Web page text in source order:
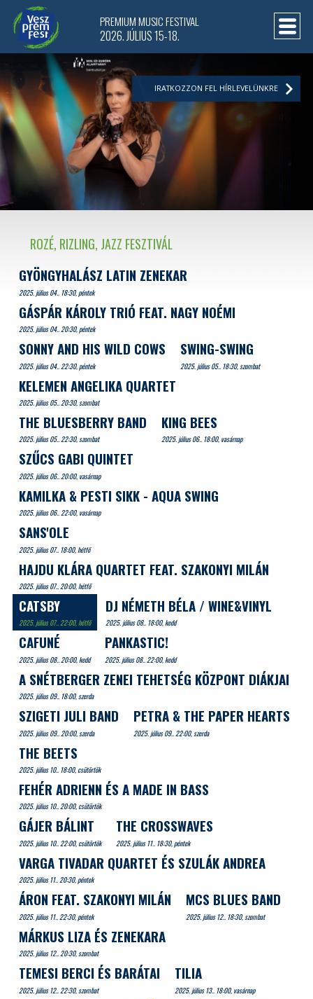
ROZÉ, RIZLING, JAZZ FESZTIVÁL
GYÖNGYHALÁSZ LATIN ZENEKAR
2025. július 04.. 18:30, péntek
GÁSPÁR KÁROLY TRIÓ FEAT. NAGY NOÉMI
2025. július 04.. 20:30, péntek
SONNY AND HIS WILD COWS
2025. július 04.. 22:30, péntek
SWING-SWING
2025. július 05.. 18:30, szombat
KELEMEN ANGELIKA QUARTET
2025. július 05.. 20:30, szombat
THE BLUESBERRY BAND
2025. július 05.. 22:30, szombat
KING BEES
2025. július 06.. 18:00, vasárnap
SZŰCS GABI QUINTET
2025. július 06.. 20:00, vasárnap
KAMILKA & PESTI SIKK - AQUA SWING
2025. július 06.. 22:00, vasárnap
SANS'OLE
2025. július 07.. 18:00, hétfő
HAJDU KLÁRA QUARTET FEAT. SZAKONYI MILÁN
2025. július 07.. 20:00, hétfő
CATSBY
2025. július 07.. 22:00, hétfő
DJ NÉMETH BÉLA / WINE&VINYL
2025. július 08.. 18:00, kedd
CAFUNÉ
2025. július 08.. 20:00, kedd
PANKASTIC!
2025. július 08.. 22:00, kedd
A SNÉTBERGER ZENEI TEHETSÉG KÖZPONT DIÁKJAI
2025. július 09.. 18:00, szerda
SZIGETI JULI BAND
2025. július 09.. 20:00, szerda
PETRA & THE PAPER HEARTS
2025. július 09.. 22:00, szerda
THE BEETS
2025. július 10.. 18:00, csütörtök
FEHÉR ADRIENN ÉS A MADE IN BASS
2025. július 10.. 20:00, csütörtök
GÁJER BÁLINT
2025. július 10.. 22:00, csütörtök
THE CROSSWAVES
2025. július 11.. 18:30, péntek
VARGA TIVADAR QUARTET ÉS SZULÁK ANDREA
2025. július 11.. 20:30, péntek
ÁRON FEAT. SZAKONYI MILÁN
2025. július 11.. 22:30, péntek
MCS BLUES BAND
2025. július 12.. 18:30, szombat
MÁRKUS LIZA ÉS ZENEKARA
2025. július 12.. 20:30, szombat
TEMESI BERCI ÉS BARÁTAI
2025. július 12.. 22:30, szombat
TILIA
2025. július 13.. 18:00, vasárnap
PREMIUM MUSIC FESTIVAL
2026. JÚLIUS 15-18.
IRATKOZZON FEL HÍRLEVELÜNKRE